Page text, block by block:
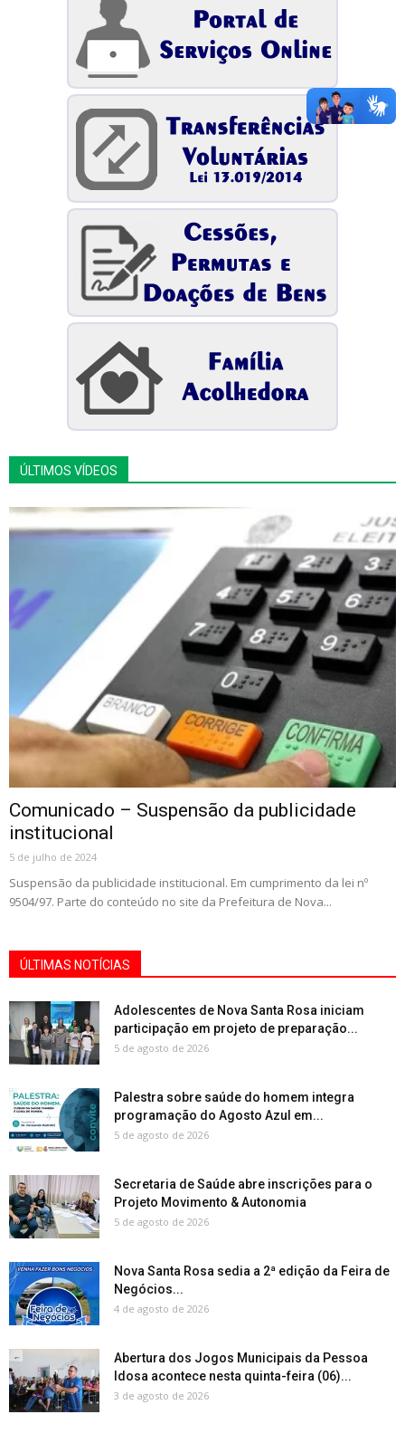
ÚLTIMOS VÍDEOS
Comunicado – Suspensão da publicidade
institucional
5 de julho de 2024
Suspensão da publicidade institucional. Em cumprimento da lei nº
9504/97. Parte do conteúdo no site da Prefeitura de Nova...
ÚLTIMAS NOTÍCIAS
Adolescentes de Nova Santa Rosa iniciam
participação em projeto de preparação...
5 de agosto de 2026
Palestra sobre saúde do homem integra
programação do Agosto Azul em...
5 de agosto de 2026
Secretaria de Saúde abre inscrições para o
Projeto Movimento & Autonomia
5 de agosto de 2026
Nova Santa Rosa sedia a 2ª edição da Feira de
Negócios...
4 de agosto de 2026
Abertura dos Jogos Municipais da Pessoa
Idosa acontece nesta quinta-feira (06)...
3 de agosto de 2026